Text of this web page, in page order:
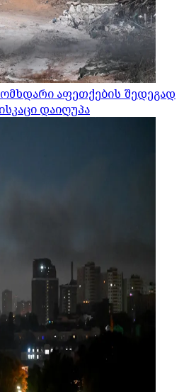
აფეთქების შედეგად
დაიღუპა